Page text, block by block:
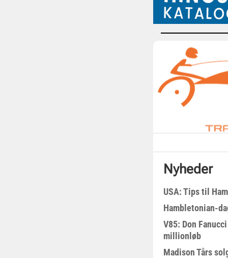
Nyheder
USA: Tips til
Hambletonian-
V85: Don
millionløb
Madison Tårs